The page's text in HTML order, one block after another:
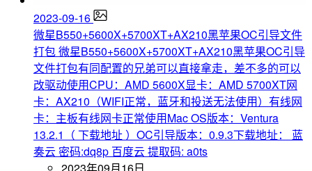
2023-09-16
微星B550+5600X+5700XT+AX210黑苹果OC引导文件
打包微星B550+5600X+5700XT+AX210黑苹果OC引导
文件打包有同配置的兄弟可以直接拿走，差不多的可以
改驱动使用CPU：AMD 5600X显卡：AMD 5700XT网
卡：AX210（WIFI正常，蓝牙和投送无法使用）有线网
卡：主板有线网卡正常使用Mac OS版本：Ventura
13.2.1（ 下载地址 ）OC引导版本：0.9.3下载地址： 蓝
奏云 密码:dq8p 百度云 提取码: a0ts
2023年09月16日